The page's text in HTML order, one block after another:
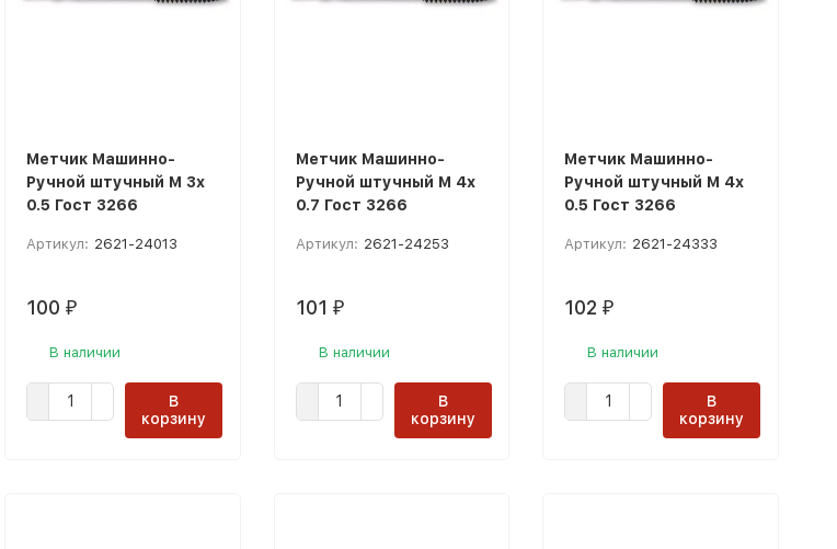
Метчик Машинно-
Ручной штучный M 3x
0.5 Гост 3266
Артикул: 2621-24013
100 ₽
В наличии
В
корзину
Метчик Машинно-
Ручной штучный M 4x
0.7 Гост 3266
Артикул: 2621-24253
101 ₽
В наличии
В
корзину
Метчик Машинно-
Ручной штучный M 4x
0.5 Гост 3266
Артикул: 2621-24333
102 ₽
В наличии
В
корзину